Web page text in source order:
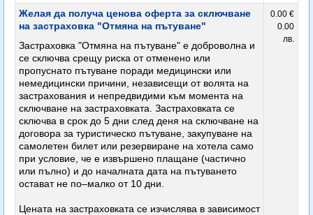
Желая да получа ценова оферта за сключване
на застраховка "Отмяна на пътуване"
Застраховка "Отмяна на пътуване" е доброволна и
се сключва срещу риска от отменено или
пропуснато пътуване поради медицински или
немедицински причини, независещи от волята на
застрахования и непредвидими към момента на
сключване на застраховката. Застраховката се
сключва в срок до 5 дни след деня на сключване на
договора за туристическо пътуване, закупуване на
самолетен билет или резервиране на хотела само
при условие, че е извършено плащане (частично
или пълно) и до началната дата на пътуването
остават не по–малко от 10 дни.
Цената на застраховката се изчислява в зависимост
0.00 €
0.00
лв.